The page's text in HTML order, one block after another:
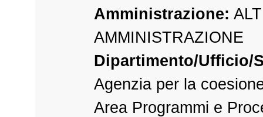
Amministrazione:
AMMINISTRAZIONE
Dipartimento/Ufficio/
Agenzia per la
Area Programmi e